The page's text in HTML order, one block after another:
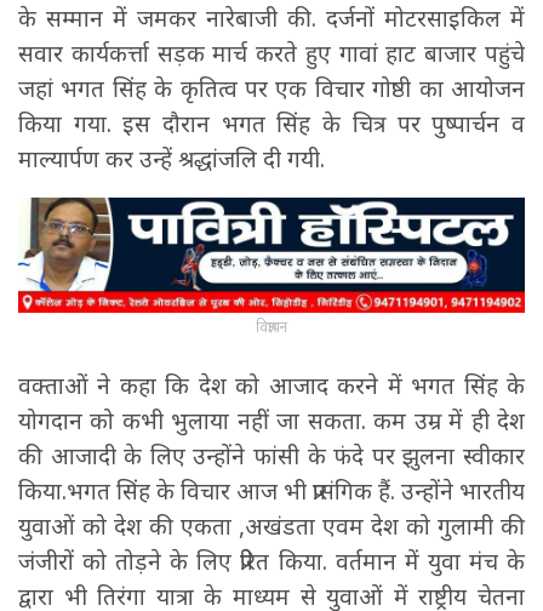
के सम्मान में जमकर नारेबाजी की. दर्जनों मोटरसाइकिल में
सवार कार्यकर्त्ता सड़क मार्च करते हुए गावां हाट बाजार पहुंचे
जहां भगत सिंह के कृतित्व पर एक विचार गोष्ठी का आयोजन
किया गया. इस दौरान भगत सिंह के चित्र पर पुष्पार्चन व
माल्यार्पण कर उन्हें श्रद्धांजलि दी गयी.
विज्ञापन
वक्ताओं ने कहा कि देश को आजाद करने में भगत सिंह के
योगदान को कभी भुलाया नहीं जा सकता. कम उम्र में ही देश
की आजादी के लिए उन्होंने फांसी के फंदे पर झुलना स्वीकार
किया.भगत सिंह के विचार आज भी प्रासंगिक हैं. उन्होंने भारतीय
युवाओं को देश की एकता ,अखंडता एवम देश को गुलामी की
जंजीरों को तोड़ने के लिए प्रेरित किया. वर्तमान में युवा मंच के
द्वारा भी तिरंगा यात्रा के माध्यम से युवाओं में राष्ट्रीय चेतना